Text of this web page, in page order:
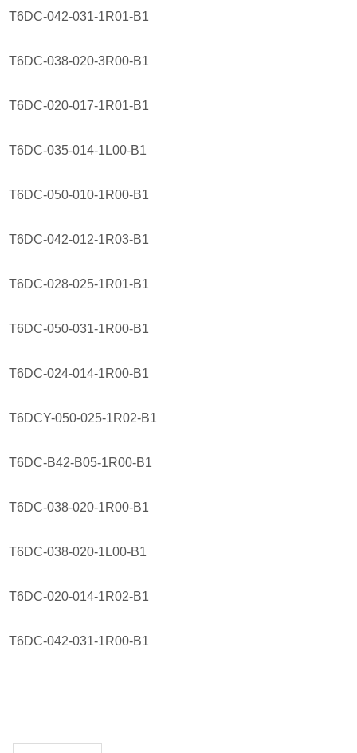
T6DC-042-031-1R01-B1
T6DC-038-020-3R00-B1
T6DC-020-017-1R01-B1
T6DC-035-014-1L00-B1
T6DC-050-010-1R00-B1
T6DC-042-012-1R03-B1
T6DC-028-025-1R01-B1
T6DC-050-031-1R00-B1
T6DC-024-014-1R00-B1
T6DCY-050-025-1R02-B1
T6DC-B42-B05-1R00-B1
T6DC-038-020-1R00-B1
T6DC-038-020-1L00-B1
T6DC-020-014-1R02-B1
T6DC-042-031-1R00-B1